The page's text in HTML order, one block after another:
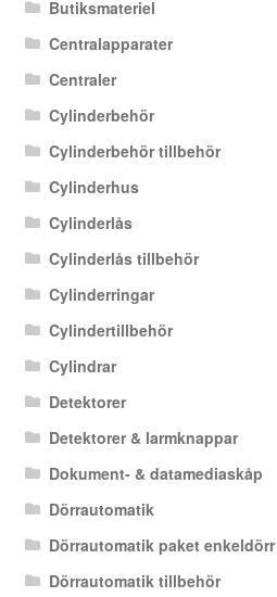
Butiksmateriel
Centralapparater
Centraler
Cylinderbehör
Cylinderbehör tillbehör
Cylinderhus
Cylinderlås
Cylinderlås tillbehör
Cylinderringar
Cylindertillbehör
Cylindrar
Detektorer
Detektorer & larmknappar
Dokument- & datamediaskåp
Dörrautomatik
Dörrautomatik paket enkeldörr
Dörrautomatik tillbehör